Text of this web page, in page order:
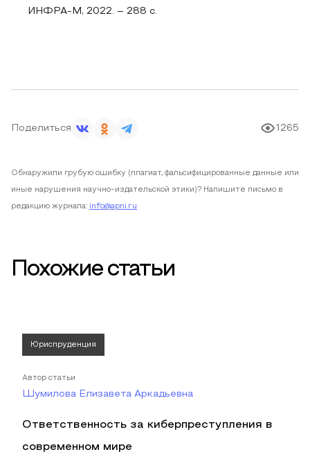
ИНФРА-М, 2022. – 288 с.
Поделиться 1265
Обнаружили грубую ошибку (плагиат, фальсифицированные данные или
иные нарушения научно-издательской этики)? Напишите письмо в
редакцию журнала: info@apni.ru
Похожие статьи
Юриспруденция
Автор статьи
Шумилова Елизавета Аркадьевна
Ответственность за киберпреступления в
современном мире